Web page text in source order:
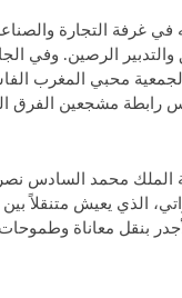
في غرفة التجارة
الرصين. وفي
لجمعية محبي المغرب
رابطة مشجعين الفرق
الملك محمد السادس
الذي يعيش متنقلاً بين
الأجدر بنقل معاناة